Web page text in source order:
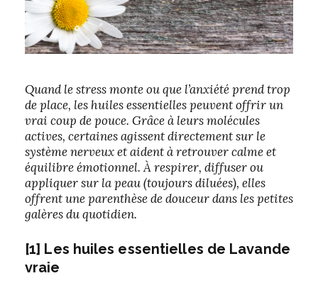
Quand le stress monte ou que l’anxiété prend trop
de place, les huiles essentielles peuvent offrir un
vrai coup de pouce. Grâce à leurs molécules
actives, certaines agissent directement sur le
système nerveux et aident à retrouver calme et
équilibre émotionnel. À respirer, diffuser ou
appliquer sur la peau (toujours diluées), elles
offrent une parenthèse de douceur dans les petites
galères du quotidien.
[1] Les huiles essentielles de Lavande
vraie